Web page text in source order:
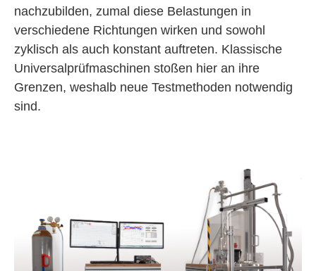
nachzubilden, zumal diese Belastungen in
verschiedene Richtungen wirken und sowohl
zyklisch als auch konstant auftreten. Klassische
Universalprüfmaschinen stoßen hier an ihre
Grenzen, weshalb neue Testmethoden notwendig
sind.